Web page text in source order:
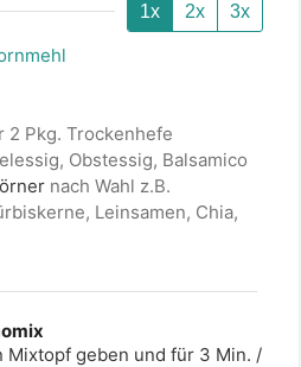
1x 2x 3x
2 Pkg. Trockenhefe
Obstessig, Balsamico
nach Wahl z.B.
Leinsamen, Chia,
Mixtopf geben und für 3 Min. /